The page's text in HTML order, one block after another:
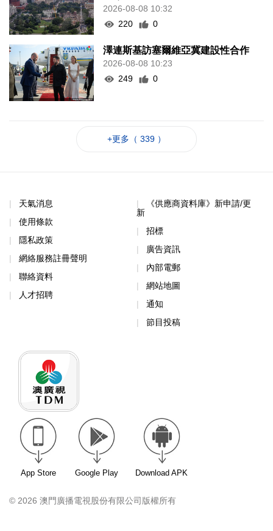
2026-08-08 10:32
220
0
澤連斯基訪塞爾維亞冀建設性合作
2026-08-08 10:23
249
0
+更多（ 339 ）
天氣消息
使用條款
隱私政策
網絡服務註冊聲明
聯絡資料
人才招聘
《供應商資料庫》新申請/更
新
招標
廣告資訊
內部電郵
網站地圖
通知
節目投稿
App Store Google Play Download APK
© 2026 澳門廣播電視股份有限公司版權所有